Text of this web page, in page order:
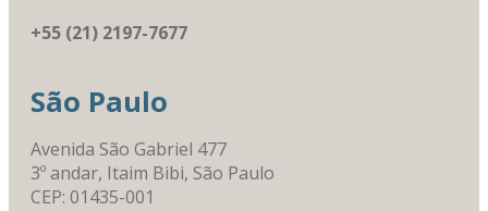
+55 (21) 2197-7677
São Paulo
Avenida São Gabriel 477
3º andar, Itaim Bibi, São Paulo
CEP: 01435-001